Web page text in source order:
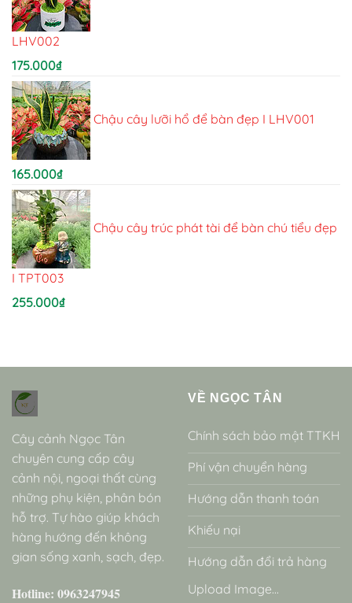
LHV002
175.000₫
Chậu cây lưỡi hổ để bàn đẹp I LHV001
165.000₫
Chậu cây trúc phát tài để bàn chú tiểu đẹp
I TPT003
255.000₫
Cây cảnh Ngọc Tân
chuyên cung cấp cây
cảnh nội, ngoại thất cùng
những phụ kiện, phân bón
hỗ trợ. Tự hào giúp khách
hàng hướng đến không
gian sống xanh, sạch, đẹp.
Hotline: 0963247945
VỀ NGỌC TÂN
Chính sách bảo mật TTKH
Phí vận chuyển hàng
Hướng dẫn thanh toán
Khiếu nại
Hướng dẫn đổi trả hàng
Upload Image...